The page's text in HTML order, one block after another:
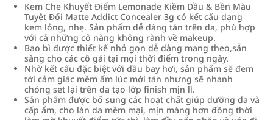
Kem Che Khuyết Điểm Lemonade Kiềm Dầu & Bền Màu
Tuyệt Đối Matte Addict Concealer 3g có kết cấu dạng
kem lỏng, nhẹ. Sản phẩm dễ dàng tán trên da, phù hợp
với cả những cô nàng không rành về makeup.
Bao bì được thiết kế nhỏ gọn dễ dàng mang theo,sẵn
sàng cho các cô gái tại mọi thời điểm trong ngày.
Nhờ kết cấu đặc biệt với dầu bay hơi, sản phẩm sẽ đem
tới cảm giác mềm ẩm lúc mới tán nhưng sẽ nhanh
chóng set lại trên da tạo lớp finish mịn lì.
Sản phẩm được bổ sung các hoạt chất giúp dưỡng da và
cấp ẩm, cho làn da mềm mại, mịn màng hơn đồng thời